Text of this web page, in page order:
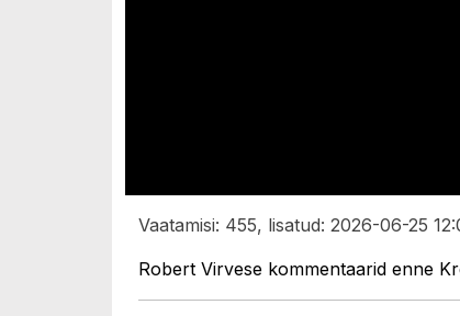
Vaatamisi: 455, lisatud: 2026-06-25
Robert Virvese kommentaarid enne